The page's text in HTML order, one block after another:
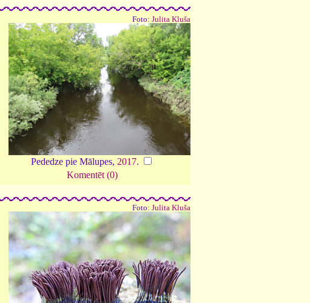
Foto: Julita Kluša
Pededze pie Mālupes, 2017.
Komentēt (0)
Foto: Julita Kluša